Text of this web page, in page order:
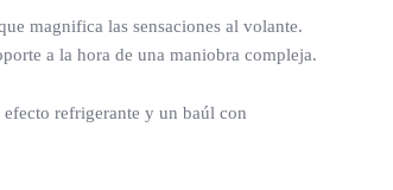
magnifica las sensaciones al volante.
a la hora de una maniobra compleja.
refrigerante y un baúl con